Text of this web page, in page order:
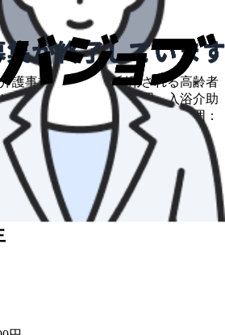
皿沼６９１−２
護事業所にて、ご利用される高齢者
の提供 （送迎、調理、入浴介助
【従事すべき業務の変更の範囲：
社見学可能求人』
括管理
もらう/